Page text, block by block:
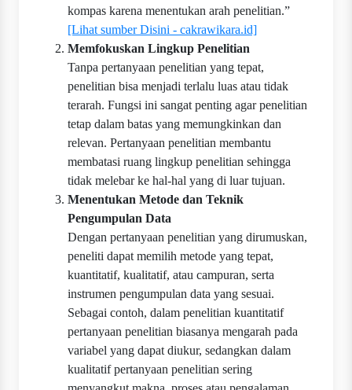
kompas karena menentukan arah penelitian.”
[Lihat sumber Disini - cakrawikara.id]
Memfokuskan Lingkup Penelitian
Tanpa pertanyaan penelitian yang tepat,
penelitian bisa menjadi terlalu luas atau tidak
terarah. Fungsi ini sangat penting agar penelitian
tetap dalam batas yang memungkinkan dan
relevan. Pertanyaan penelitian membantu
membatasi ruang lingkup penelitian sehingga
tidak melebar ke hal-hal yang di luar tujuan.
Menentukan Metode dan Teknik
Pengumpulan Data
Dengan pertanyaan penelitian yang dirumuskan,
peneliti dapat memilih metode yang tepat,
kuantitatif, kualitatif, atau campuran, serta
instrumen pengumpulan data yang sesuai.
Sebagai contoh, dalam penelitian kuantitatif
pertanyaan penelitian biasanya mengarah pada
variabel yang dapat diukur, sedangkan dalam
kualitatif pertanyaan penelitian sering